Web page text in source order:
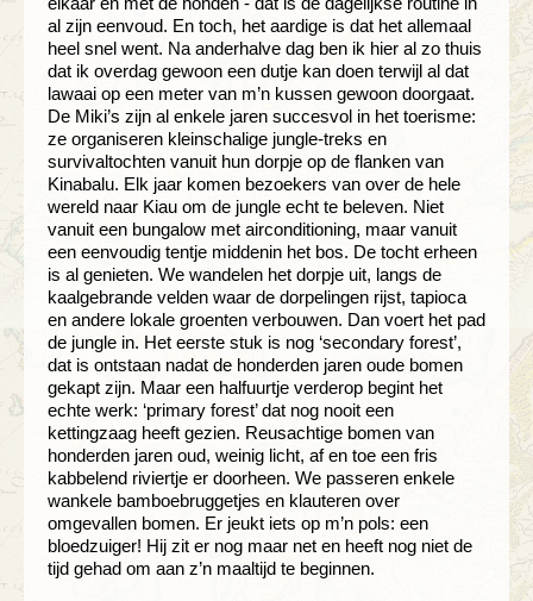
al zijn eenvoud. En toch, het aardige is dat het allemaal
heel snel went. Na anderhalve dag ben ik hier al zo thuis
dat ik overdag gewoon een dutje kan doen terwijl al dat
lawaai op een meter van m’n kussen gewoon doorgaat.
De Miki’s zijn al enkele jaren succesvol in het toerisme:
ze organiseren kleinschalige jungle-treks en
survivaltochten vanuit hun dorpje op de flanken van
Kinabalu. Elk jaar komen bezoekers van over de hele
wereld naar Kiau om de jungle echt te beleven. Niet
vanuit een bungalow met airconditioning, maar vanuit
een eenvoudig tentje middenin het bos. De tocht erheen
is al genieten. We wandelen het dorpje uit, langs de
kaalgebrande velden waar de dorpelingen rijst, tapioca
en andere lokale groenten verbouwen. Dan voert het pad
de jungle in. Het eerste stuk is nog ‘secondary forest’,
dat is ontstaan nadat de honderden jaren oude bomen
gekapt zijn. Maar een halfuurtje verderop begint het
echte werk: ‘primary forest’ dat nog nooit een
kettingzaag heeft gezien. Reusachtige bomen van
honderden jaren oud, weinig licht, af en toe een fris
kabbelend riviertje er doorheen. We passeren enkele
wankele bamboebruggetjes en klauteren over
omgevallen bomen. Er jeukt iets op m’n pols: een
bloedzuiger! Hij zit er nog maar net en heeft nog niet de
tijd gehad om aan z’n maaltijd te beginnen.